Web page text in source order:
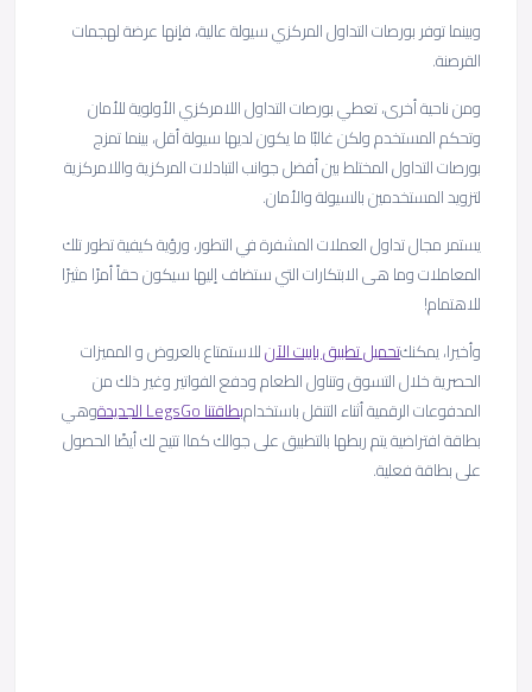
وبينما توفر بورصات التداول المركزي سيولة عالية، فإنها عرضة لهجمات
القرصنة.
ومن ناحية أخرى، تعطي بورصات التداول اللامركزي الأولوية للأمان
وتحكم المستخدم ولكن غالبًا ما يكون لديها سيولة أقل، بينما تمزج
بورصات التداول المختلط بين أفضل جوانب التبادلات المركزية واللامركزية
لتزويد المستخدمين بالسيولة والأمان.
يستمر مجال تداول العملات المشفرة في التطور، ورؤية كيفية تطور تلك
المعاملات وما هى الابتكارات التي ستضاف إليها سيكون حقاً أمرًا مثيرًا
للاهتمام!
وأخيرا، يمكنكتحميل تطبيق باييت الآنللاستمتاع بالعروض و المميزات
الحصرية خلال التسوق وتناول الطعام ودفع الفواتير وغير ذلك من
المدفوعات الرقمية أثناء التنقل باستخدامبطاقتنا LegsGo الجديدة
وهي
بطاقة افتراضية يتم ربطها بالتطبيق على جوالك كماا تتيح لك أيضًا الحصول
على بطاقة فعلية.